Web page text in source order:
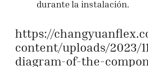
durante la instalación.
https://
content/uploads/2023/
diagram-of-the-